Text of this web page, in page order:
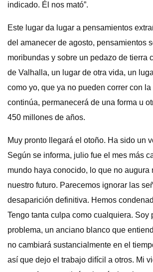
indicado. Él nos mató”.
Este lugar da lugar a pensamientos
del amanecer de agosto, pensamientos
moribundas y sobre un pedazo de tierra
de Valhalla, un lugar de otra vida, un
como yo, que ya no pueden correr con
continúa, permanecerá de una forma u
450 millones de años.
Muy pronto llegará el otoño. Ha sido un
Según se informa, julio fue el mes más
mundo haya conocido, lo que no augura
nuestro futuro. Parecemos ignorar las
desaparición definitiva. Hemos
Tengo tanta culpa como cualquiera. Soy
problema, un anciano blanco que
no cambiará sustancialmente en el
así que dejo el trabajo difícil a otros. Mi